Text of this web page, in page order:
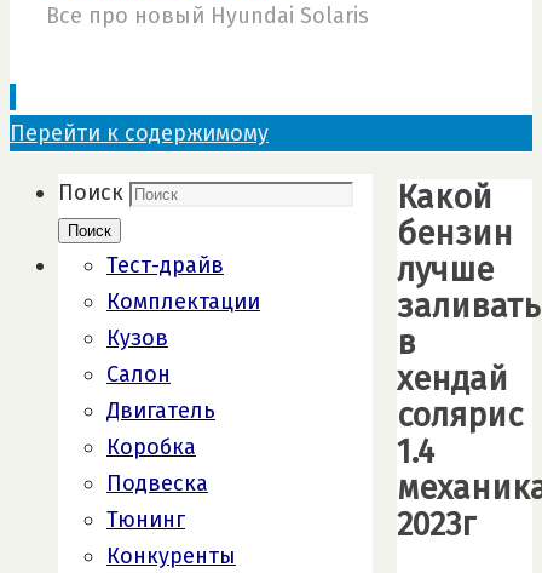
Все про новый Hyundai Solaris
Перейти к содержимому
Какой
бензин
лучше
заливать
в
хендай
солярис
1.4
2023г
Поиск
Поиск
Тест-драйв
Комплектации
Кузов
Салон
Двигатель
Коробка
Подвеска
Тюнинг
Конкуренты